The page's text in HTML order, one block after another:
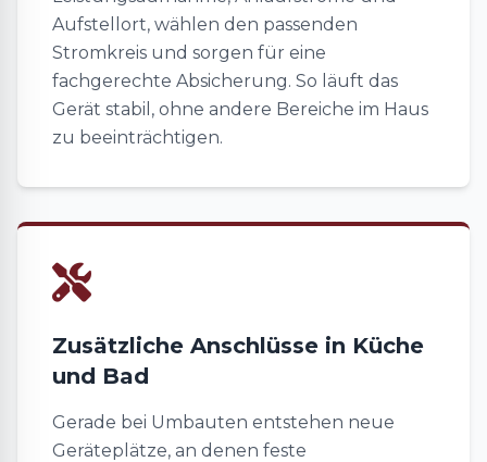
Aufstellort, wählen den passenden
Stromkreis und sorgen für eine
fachgerechte Absicherung. So läuft das
Gerät stabil, ohne andere Bereiche im Haus
zu beeinträchtigen.
Zusätzliche Anschlüsse in Küche
und Bad
Gerade bei Umbauten entstehen neue
Geräteplätze, an denen feste